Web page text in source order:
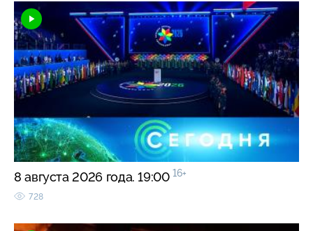
8 августа 2026 года. 19:00 16+
728